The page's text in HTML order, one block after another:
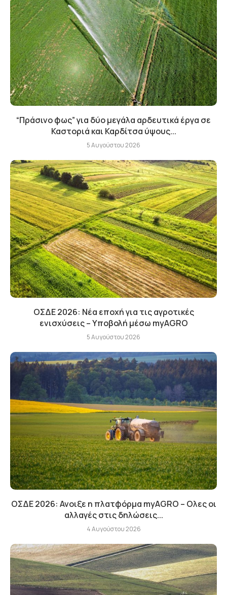
“Πράσινο φως” για δύο μεγάλα αρδευτικά έργα σε
Καστοριά και Καρδίτσα ύψους...
5 Αυγούστου 2026
ΟΣΔΕ 2026: Νέα εποχή για τις αγροτικές
ενισχύσεις – Υποβολή μέσω myAGRO
5 Αυγούστου 2026
ΟΣΔΕ 2026: Ανοιξε η πλατφόρμα myAGRO – Ολες οι
αλλαγές στις δηλώσεις...
4 Αυγούστου 2026